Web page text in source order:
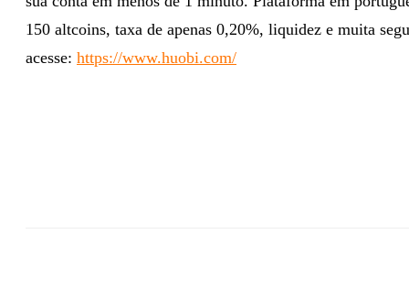
150 altcoins, taxa de apenas 0,20%, liquidez e muita
acesse: https://www.huobi.com/